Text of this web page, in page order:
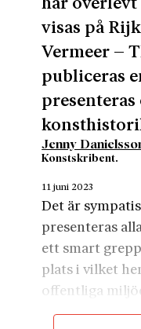
har överlevt
visas på
Vermeer –
publiceras
presenteras
Jenny
Konstskribent.
11 juni 2023
Det är
presenteras
ett smart
plats i vilket
offentliga
kvinnor som